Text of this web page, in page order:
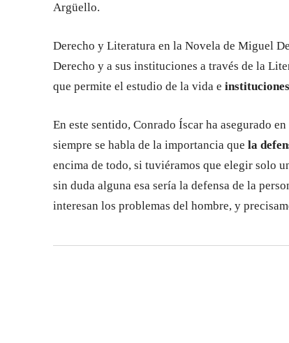
Argüello.
Derecho y Literatura en la Novela de Miguel
Derecho y a sus instituciones a través de la
que permite el estudio de la vida e
En este sentido, Conrado Íscar ha asegurado
siempre se habla de la importancia que la
encima de todo, si tuviéramos que elegir solo
sin duda alguna esa sería la defensa de la
interesan los problemas del hombre, y